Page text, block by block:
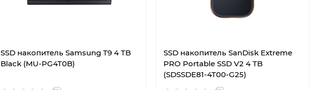
SSD накопитель Samsung T9 4 TB
Black (MU-PG4T0B)
SSD накопитель SanDisk Extreme
PRO Portable SSD V2 4 TB
(SDSSDE81-4T00-G25)